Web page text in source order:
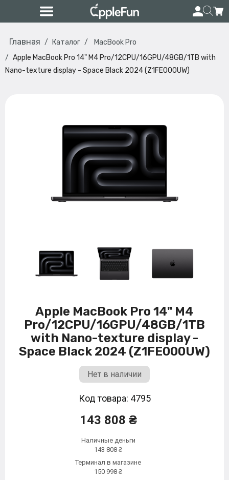
Главная Каталог
MacBook Pro
Apple MacBook Pro 14" M4 Pro/12CPU/16GPU/48GB/1TB with
Nano-texture display - Space Black 2024 (Z1FE000UW)
Apple MacBook Pro 14" M4
Pro/12CPU/16GPU/48GB/1TB
with Nano-texture display -
Space Black 2024 (Z1FE000UW)
Нет в наличии
Код товара: 4795
143 808 ₴
Наличные деньги
143 808 ₴
Терминал в магазине
150 998 ₴